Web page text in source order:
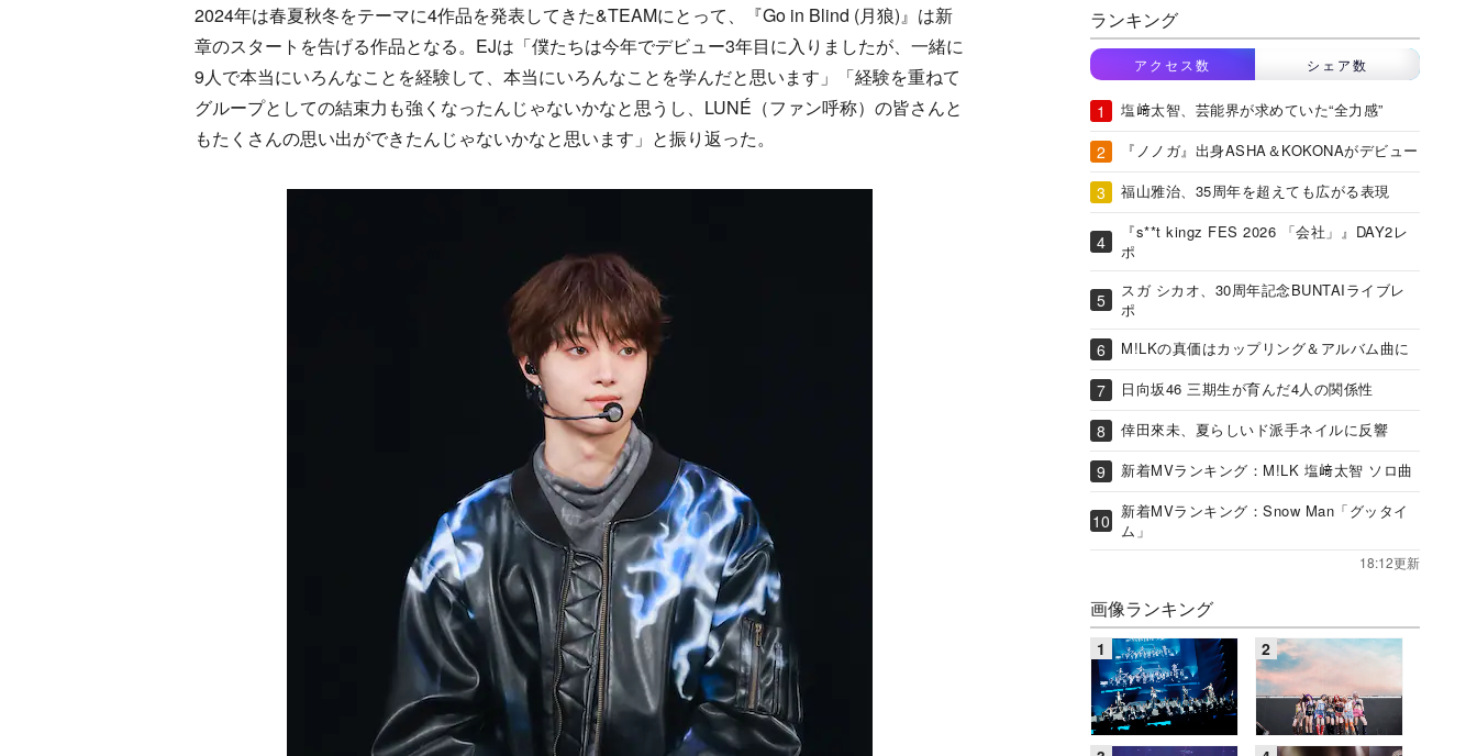
2024年は春夏秋冬をテーマに4作品を発表してきた&TEAMにとって、『Go in Blind (月狼)』は新
章のスタートを告げる作品となる。EJは「僕たちは今年でデビュー3年目に入りましたが、一緒に
9人で本当にいろんなことを経験して、本当にいろんなことを学んだと思います」「経験を重ねて
グループとしての結束力も強くなったんじゃないかなと思うし、LUNÉ（ファン呼称）の皆さんと
もたくさんの思い出ができたんじゃないかなと思います」と振り返った。
ランキング
アクセス数 シェア数
塩﨑太智、芸能界が求めていた“全力感”
『ノノガ』出身ASHA＆KOKONAがデビュー
福山雅治、35周年を超えても広がる表現
『s**t kingz FES 2026 「会社」』DAY2レ
ポ
スガ シカオ、30周年記念BUNTAIライブレ
ポ
M!LKの真価はカップリング＆アルバム曲に
日向坂46 三期生が育んだ4人の関係性
倖田來未、夏らしいド派手ネイルに反響
新着MVランキング：M!LK 塩﨑太智 ソロ曲
新着MVランキング：Snow Man「グッタイ
ム」
18:12更新
画像ランキング